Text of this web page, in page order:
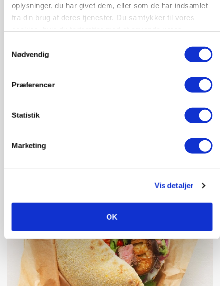
oplysninger, du har givet dem, eller som de har indsamlet
fra din brug af deres tjenester. Du samtykker til vores
Nødvendig
Præferencer
Statistik
Marketing
Vis detaljer
OK
forsigtighed
budgettjek
Loading...